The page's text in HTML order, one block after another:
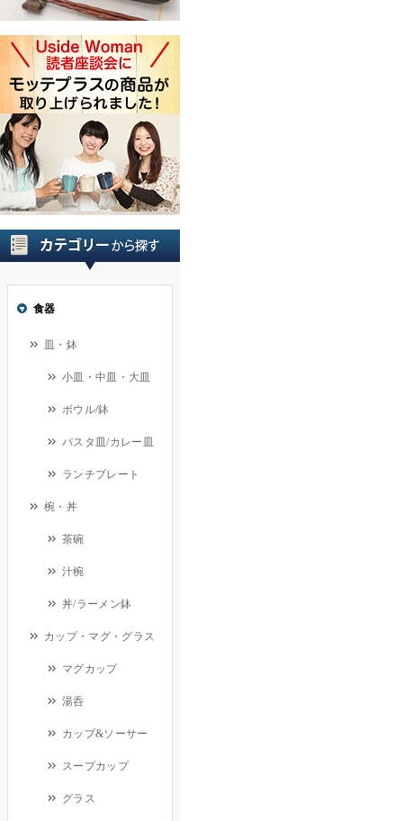
食器
皿・鉢
小皿・中皿・大皿
ボウル/鉢
パスタ皿/カレー皿
ランチプレート
椀・丼
茶碗
汁椀
丼/ラーメン鉢
カップ・マグ・グラス
マグカップ
湯呑
カップ&ソーサー
スープカップ
グラス